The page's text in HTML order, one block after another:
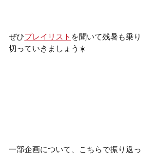
ぜひプレイリスト を聞いて残暑も乗り
切っていきましょう☀️
一部企画について、こちらで振り返っ